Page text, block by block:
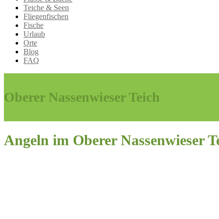
Teiche & Seen
Fliegenfischen
Fische
Urlaub
Orte
Blog
FAQ
Oberer Nassenwieser Teich
Angeln im Oberer Nassenwieser